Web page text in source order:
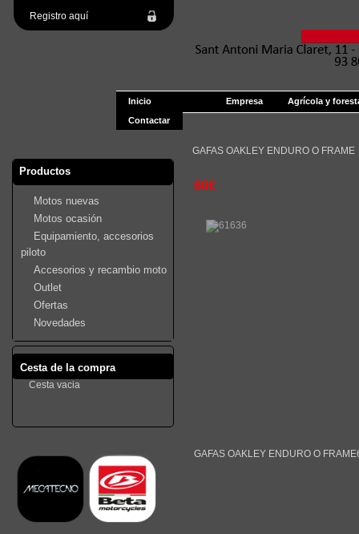
Registro aquí
Inicio Empresa
Agrícola y
Contactar
Productos
Motos nuevas
Motos ocasión
Equipamiento, accesorios
piloto
Accesorios y recambio moto
Outlet
Ofertas
Novedades
Cesta de la compra
Cesta vacia
GAFAS OAKLEY ENDURO O FRAME
60€
GAFAS OAKLEY ENDURO O FRAME